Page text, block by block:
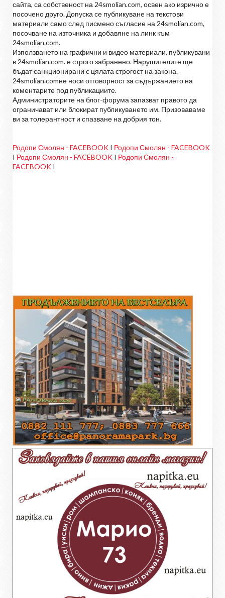
сайта, са собственост на 24smolian.com, освен ако изрично е
посочено друго. Допуска се публикуване на текстови
материали само след писмено съгласие на 24smolian.com,
посочване на източника и добавяне на линк към
24smolian.com.
Използването на графични и видео материали, публикувани
в 24smolian.com. е строго забранено. Нарушителите ще
бъдат санкционирани с цялата строгост на закона.
24smolian.comне носи отговорност за съдържанието на
коментарите под публикациите.
Администраторите на блог-форума запазват правото да
ограничават или блокират публикуването им. Призоваваме
ви за толерантност и спазване на добрия тон.
Родопи Смолян - FACEBOOK I Родопи Смолян - FACEBOOK
I Родопи Смолян - FACEBOOK I Родопи Смолян -
FACEBOOK I